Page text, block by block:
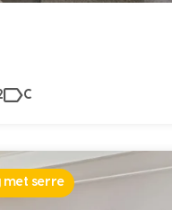
C
met serre